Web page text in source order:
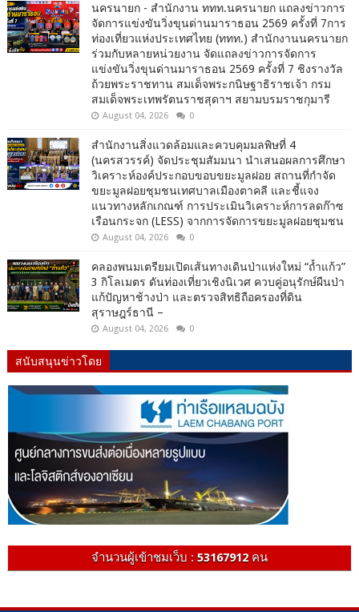
นครนายก - สำนักงาน ททท.นครนายก แถลงข่าวการ
จัดการแข่งขันวิ่งขุนด่านมาราธอน 2569 ครั้งที่ 7การ
ท่องเที่ยวแห่งประเทศไทย (ททท.) สำนักงานนครนายก
ร่วมกับหลายหน่วยงาน จัดแถลงข่าวการจัดการ
แข่งขันวิ่งขุนด่านมาราธอน 2569 ครั้งที่ 7 ชิงรางวัล
ถ้วยพระราชทาน สมเด็จพระกนิษฐาธิราชเจ้า กรม
สมเด็จพระเทพรัตนราชสุดาฯ สยามบรมราชกุมารี
August 04, 2026 0
สำนักงานสิ่งแวดล้อมและควบคุมมลพิษที่ 4
(นครสวรรค์) จัดประชุมสัมมนา นำเสนอผลการศึกษา
วิเคราะห์องค์ประกอบขอบขยะมูลฝอย สถานที่กำจัด
ขยะมูลฝอยชุมชนเทศบาลเมืองตาคลี และชี้แจง
แนวทางหลักเกณฑ์ การประเมินวิเคราะห์การลดก๊าซ
เรือนกระจก (LESS) จากการจัดการขยะมูลฝอยชุมชน
August 04, 2026 0
คลองพนมเตรียมเปิดเส้นทางเดินป่าแห่งใหม่ “ถ้ำแก้ว”
3 กิโลเมตร ดันท่องเที่ยวเชิงนิเวศ ควบคู่อนุรักษ์ผืนป่า
แก้ปัญหาช้างป่า และตรวจสิทธิถือครองที่ดิน
สุราษฎร์ธานี –
August 04, 2026 0
สนับสนุนข่าวโดย
จำนวนผู้เข้าชมเว็บ : 53167912คน